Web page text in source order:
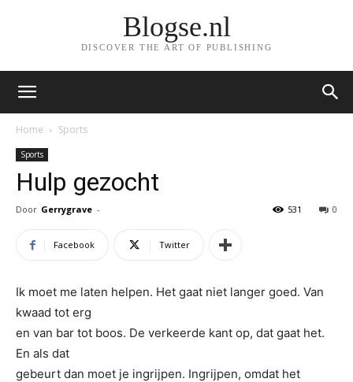
Blogse.nl
DISCOVER THE ART OF PUBLISHING
Home Sports
Sports
Hulp gezocht
Door Gerrygrave - 0
531
Facebook Twitter
Ik moet me laten helpen. Het gaat niet langer goed. Van
kwaad tot erg
en van bar tot boos. De verkeerde kant op, dat gaat het.
En als dat
gebeurt dan moet je ingrijpen. Ingrijpen, omdat het